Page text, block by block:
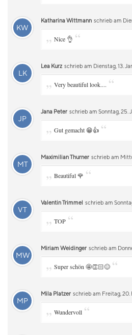
KW
Katharina Wittmann schrieb am
„ Nice 👌 “
LK
Lea Kurz schrieb am Dienstag, 13.
„ Very beautiful look.... “
JP
Jana Peter schrieb am Sonntag, 25.
„ Gut gemacht 😁👍 “
MT
Maximilian Thurner schrieb am
„ Beautiful 🌹 “
VT
Valentin Trimmel schrieb am
„ TOP “
MW
Miriam Weidinger schrieb am
„ Super schön 🤩👏🏻😊 “
MP
Mila Platzer schrieb am Freitag, 20.
„ Wundervoll “